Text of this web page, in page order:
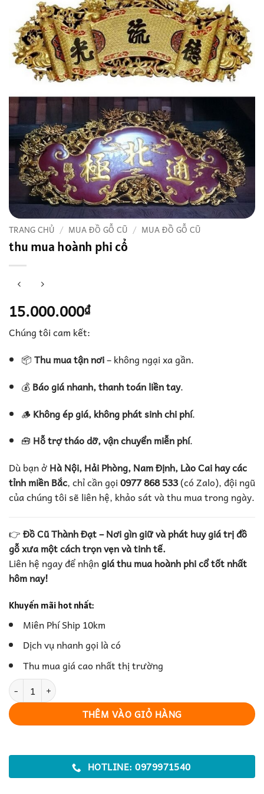
TRANG CHỦ / MUA ĐỒ GỖ CŨ / MUA ĐỒ GỖ CŨ
thu mua hoành phi cổ
15.000.000₫
Chúng tôi cam kết:
📦Thu mua tận nơi– không ngại xa gần.
💰Báo giá nhanh, thanh toán liền tay.
🪵 Không ép giá, không phát sinh chi phí.
🧰 Hỗ trợ tháo dỡ, vận chuyển miễn phí.
Dù bạn ởHà Nội, Hải Phòng, Nam Định, Lào Cai hay các
tỉnh miền Bắc, chỉ cần gọi0977 868 533(có Zalo), đội ngũ
của chúng tôi sẽ liên hệ, khảo sát và thu mua trong ngày.
👉Đồ Cũ Thành Đạt – Nơi gìn giữ và phát huy giá trị đồ
gỗ xưa một cách trọn vẹn và tinh tế.
Liên hệ ngay để nhậngiá thu mua hoành phi cổ tốt nhất
hôm nay!
Khuyến mãi hot nhất:
Miên Phí Ship 10km
Dịch vụ nhanh gọi là có
Thu mua giá cao nhất thị trường
thu mua hoành phi cổ số lượng
THÊM VÀO GIỎ HÀNG
HOTLINE: 0979971540